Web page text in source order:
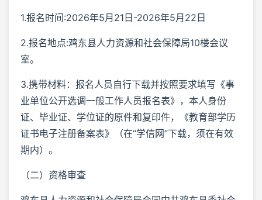
1.报名时间:2026年5月21日-2026年5月22日
2.报名地点:鸡东县人力资源和社会保障局10楼会议
室。
3.携带材料：报名人员自行下载并按照要求填写《事
业单位公开选调一般工作人员报名表》，本人身份
证、毕业证、学位证的原件和复印件，《教育部学历
证书电子注册备案表》（在“学信网”下载，须在有效
期内）。
（二）资格审查